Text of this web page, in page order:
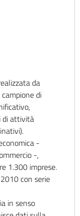
da
di
di attività
-
-,
1.300 imprese.
con serie
in senso